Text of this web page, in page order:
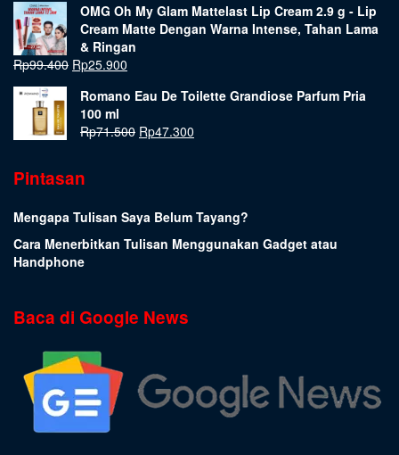
OMG Oh My Glam Mattelast Lip Cream 2.9 g - Lip
Cream Matte Dengan Warna Intense, Tahan Lama
& Ringan
Rp99.400 Rp25.900
Romano Eau De Toilette Grandiose Parfum Pria
100 ml
Rp71.500 Rp47.300
Pintasan
Mengapa Tulisan Saya Belum Tayang?
Cara Menerbitkan Tulisan Menggunakan Gadget atau
Handphone
Baca di Google News